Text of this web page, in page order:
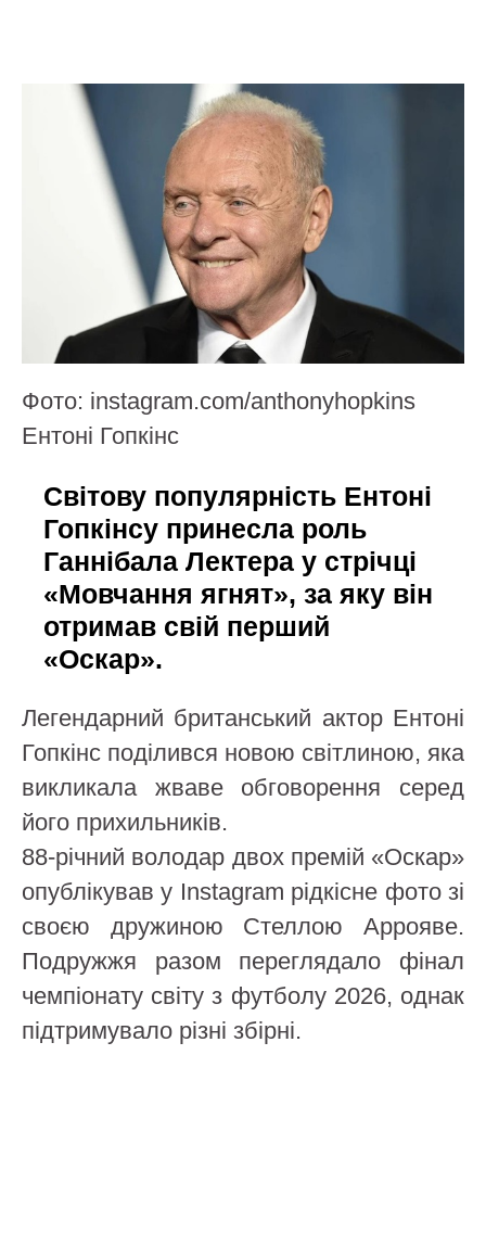
Фото: instagram.com/anthonyhopkins
Ентоні Гопкінс
Світову популярність Ентоні
Гопкінсу принесла роль
Ганнібала Лектера у стрічці
«Мовчання ягнят», за яку він
отримав свій перший
«Оскар».
Легендарний британський актор Ентоні
Гопкінс поділився новою світлиною, яка
викликала жваве обговорення серед
його прихильників.
88-річний володар двох премій «Оскар»
опублікував у Instagram рідкісне фото зі
своєю дружиною Стеллою Аррояве.
Подружжя разом переглядало фінал
чемпіонату світу з футболу 2026, однак
підтримувало різні збірні.